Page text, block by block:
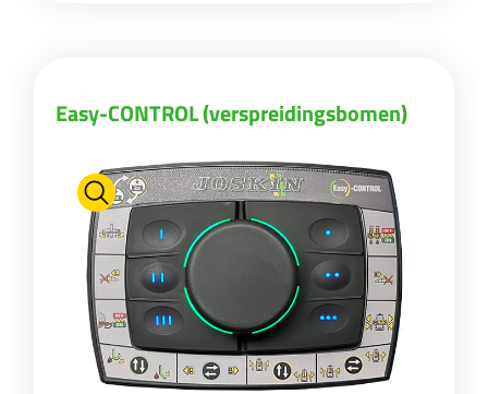
Srpski
Yкраїнська мова
Svenska
Easy-CONTROL (verspreidingsbomen)